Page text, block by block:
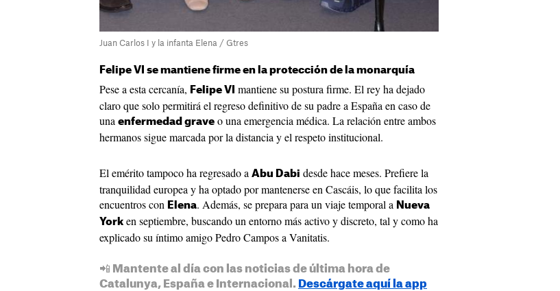
Juan Carlos I y la infanta Elena / Gtres
Felipe VI se mantiene firme en la protección de la monarquía
Pese a esta cercanía, Felipe VI mantiene su postura firme. El rey ha dejado
claro que solo permitirá el regreso definitivo de su padre a España en caso de
una enfermedad grave o una emergencia médica. La relación entre ambos
hermanos sigue marcada por la distancia y el respeto institucional.
El emérito tampoco ha regresado a Abu Dabi desde hace meses. Prefiere la
tranquilidad europea y ha optado por mantenerse en Cascáis, lo que facilita los
encuentros con Elena. Además, se prepara para un viaje temporal a Nueva
York en septiembre, buscando un entorno más activo y discreto, tal y como ha
explicado su íntimo amigo Pedro Campos a Vanitatis.
📲 Mantente al día con las noticias de última hora de
Catalunya, España e Internacional. Descárgate aquí la app